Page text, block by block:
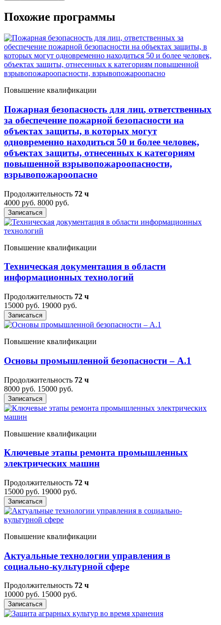
Похожие программы
Повышение квалификации
Пожарная безопасность для лиц, ответственных
за обеспечение пожарной безопасности на
объектах защиты, в которых могут
одновременно находиться 50 и более человек,
объектах защиты, отнесенных к категориям
повышенной взрывопожароопасности,
взрывопожароопасно
Продолжительность 72 ч
4000 руб. 8000 руб.
Записаться
Повышение квалификации
Техническая документация в области
информационных технологий
Продолжительность 72 ч
15000 руб. 19000 руб.
Записаться
Повышение квалификации
Основы промышленной безопасности – A.1
Продолжительность 72 ч
8000 руб. 15000 руб.
Записаться
Повышение квалификации
Ключевые этапы ремонта промышленных
электрических машин
Продолжительность 72 ч
15000 руб. 19000 руб.
Записаться
Повышение квалификации
Актуальные технологии управления в
социально-культурной сфере
Продолжительность 72 ч
10000 руб. 15000 руб.
Записаться